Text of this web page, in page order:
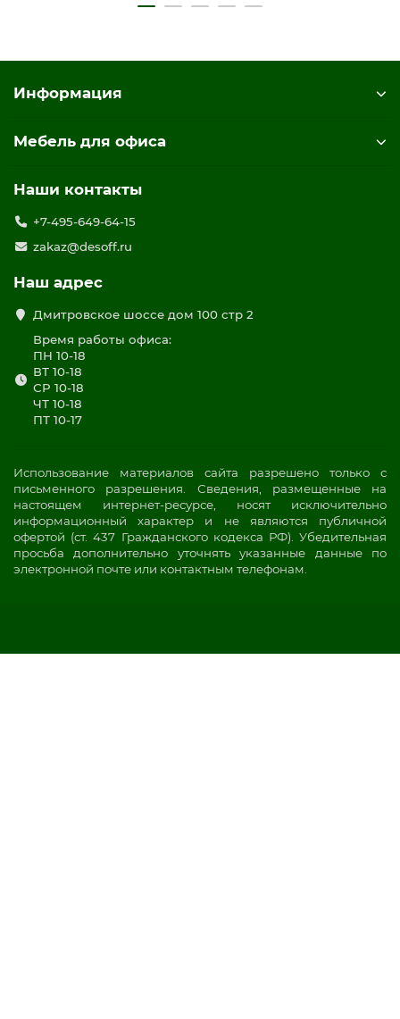
Информация
Мебель для офиса
Наши контакты
+7-495-649-64-15
zakaz@desoff.ru
Наш адрес
Дмитровское шоссе дом 100 стр 2
Время работы офиса:
ПН 10-18
ВТ 10-18
СР 10-18
ЧТ 10-18
ПТ 10-17
Использование материалов сайта разрешено только с
письменного разрешения. Сведения, размещенные на
настоящем интернет-ресурсе, носят исключительно
информационный характер и не являются публичной
офертой (ст. 437 Гражданского кодекса РФ). Убедительная
просьба дополнительно уточнять указанные данные по
электронной почте или контактным телефонам.